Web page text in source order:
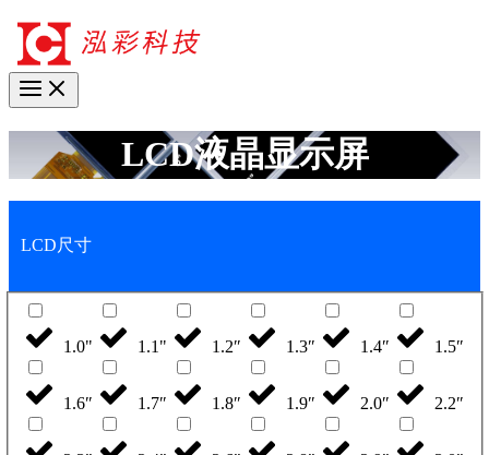
LCD液晶显示屏
LCD尺寸
1.0" 1.1" 1.2″ 1.3″ 1.4″ 1.5″
1.6″ 1.7″ 1.8″ 1.9″ 2.0″ 2.2″